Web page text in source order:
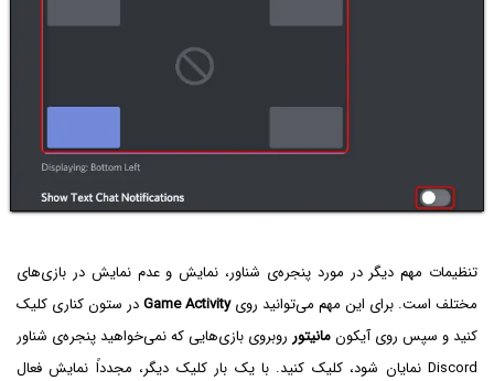
تنظیمات مهم دیگر در مورد پنجره‌ی شناور، نمایش و عدم نمایش در بازی‌های
مختلف است. برای این مهم می‌توانید رویGame Activityدر ستون کناری کلیک
کنید و سپس روی آیکونمانیتور روبروی بازی‌هایی که نمی‌خواهید پنجره‌ی شناور
Discord نمایان شود، کلیک کنید. با یک بار کلیک دیگر، مجدداً نمایش فعال